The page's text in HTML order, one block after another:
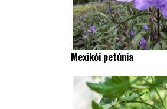
Mexikói petúnia